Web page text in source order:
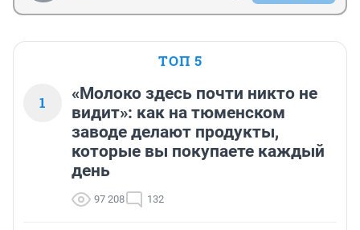
ТОП 5
1
«Молоко здесь почти никто не
видит»: как на тюменском
заводе делают продукты,
которые вы покупаете каждый
день
97 208 132